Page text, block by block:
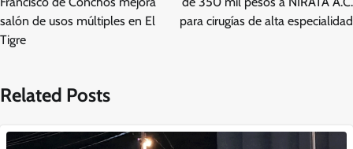
entradas
salón de usos múltiples en El
Tigre
para cirugías de alta especialidad
Related Posts